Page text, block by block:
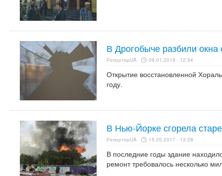
В Дрогобыче разбили окна
РепортерUA 09.01.2019 - 12:54
Открытие восстановленной
году.
В Нью-Йорке сгорела
РепортерUA 15.05.2017 - 13:28
В последние годы здание
ремонт требовалось несколько